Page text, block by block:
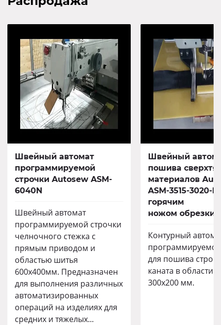
Швейный автомат
программируемой
строчки Autosew ASM-
6040N
Швейный автомат
программируемой строчки
челночного стежка с
прямым приводом и
областью шитья
600х400мм. Предназначен
для выполнения различных
автоматизированных
операций на изделиях для
средних и тяжелых...
Швейный
пошива
материалов
ASM-3515-3020-
горячим
ножом обрезки
Контурный
для пошива
каната в области
300х200 мм.